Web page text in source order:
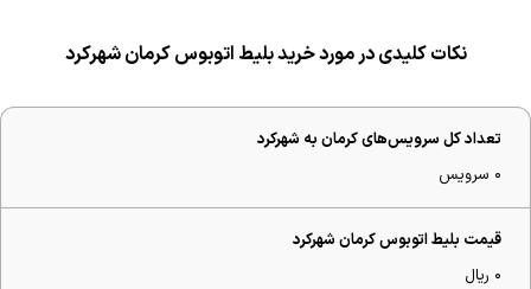
نکات کلیدی در مورد خرید بلیط اتوبوس کرمان شهرکرد
تعداد کل سرویس‌های کرمان به شهرکرد
۰ سرویس
قیمت بلیط اتوبوس کرمان شهرکرد
۰ ریال